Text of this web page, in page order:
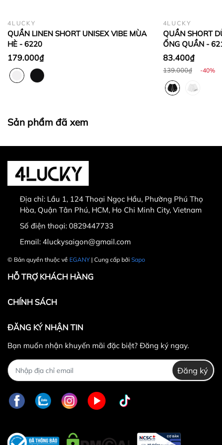
Lưu ý:
0829447733
phẩm được chọn để đổi có giá trị thấp hơn sản
phẩm đổi.
Sản phẩm bị lỗi từ nhà sản xuất
Hư hỏng trong quá trình vận chuyển
30.000 VNĐ
4LUCKY
QUẦN LINEN SHORT UNISEX VIBE MÙA
HÈ - 6220
179.000₫
4LUCKY
QUẦN SHORT
ỐNG QUẦN -
83.400₫
139.000₫ -40%
Sản phẩm đã xem
Địa chỉ: Lầu 1, 124 Thoại Ngọc Hầu, Phường Phú Thọ
Hòa, Quận Tân Phú, HCM, Ho Chi Minh City, Vietnam
Số điện thoại: 0829447733
Email: 4luckysaigon@gmail.com
© Bản quyền thuộc về EGANY| Cung cấp bởi Sapo
HỖ TRỢ KHÁCH HÀNG
CHÍNH SÁCH
ĐĂNG KÝ NHẬN TIN
Bạn muốn nhận khuyến mãi đặc biệt? Đăng ký ngay.
Đăng ký